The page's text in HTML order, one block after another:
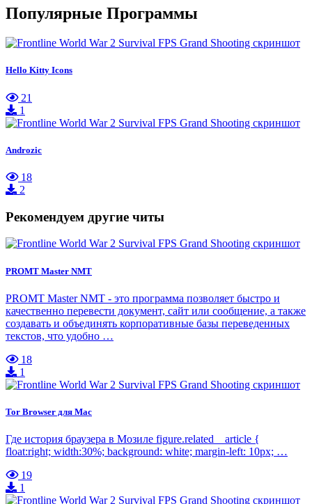
Популярные Программы
Hello Kitty Icons
21
1
Androzic
18
2
Рекомендуем другие читы
PROMT Master NMT
PROMT Master NMT - это программа позволяет быстро и
качественно перевести документ, сайт или сообщение, а также
создавать и объединять корпоративные базы переведенных
текстов, что удобно …
18
1
Tor Browser для Mac
Где история браузера в Мозиле figure.related__article {
float:right; width:30%; background: white; margin-left: 10px; …
19
1